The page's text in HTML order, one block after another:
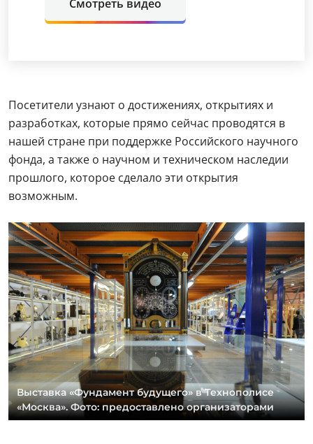
Смотреть видео
Посетители узнают о достижениях, открытиях и
разработках, которые прямо сейчас проводятся в
нашей стране при поддержке Российского научного
фонда, а также о научном и техническом наследии
прошлого, которое сделало эти открытия
возможным.
Выставка «Фундамент будущего» в Технополисе
«Москва». Фото: предоставлено организаторами